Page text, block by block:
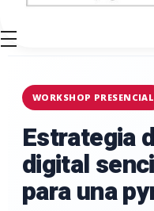
WORKSHOP PRESENCIAL
Estrategia
digital
para una